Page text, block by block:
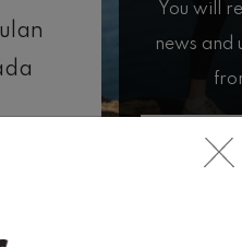
You will
news and